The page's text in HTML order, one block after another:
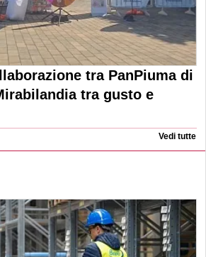
tra PanPiuma di
tra gusto e
Vedi tutte